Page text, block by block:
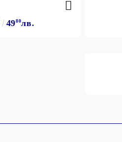
4980лв.